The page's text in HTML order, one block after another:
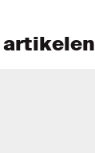
artikelen